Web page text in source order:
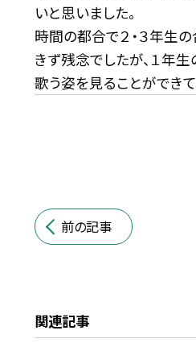
いと思いました。
時間の都合で２・３年生
きず残念でしたが、１年
歌う姿を見ることができて
前の記事
関連記事